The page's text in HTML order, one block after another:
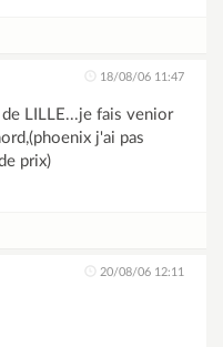
18/08/06 11:47
LILLE...je fais venior
j'ai pas
prix)
20/08/06 12:11